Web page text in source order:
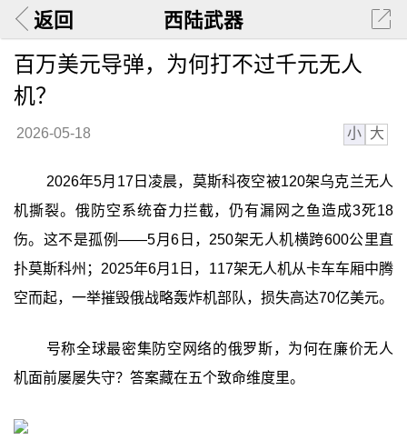
返回 西陆武器
百万美元导弹，为何打不过千元无人
机？
2026-05-18 小 大
2026年5月17日凌晨，莫斯科夜空被120架乌克兰无人
机撕裂。俄防空系统奋力拦截，仍有漏网之鱼造成3死18
伤。这不是孤例——5月6日，250架无人机横跨600公里直
扑莫斯科州；2025年6月1日，117架无人机从卡车车厢中腾
空而起，一举摧毁俄战略轰炸机部队，损失高达70亿美元。
号称全球最密集防空网络的俄罗斯，为何在廉价无人
机面前屡屡失守？答案藏在五个致命维度里。